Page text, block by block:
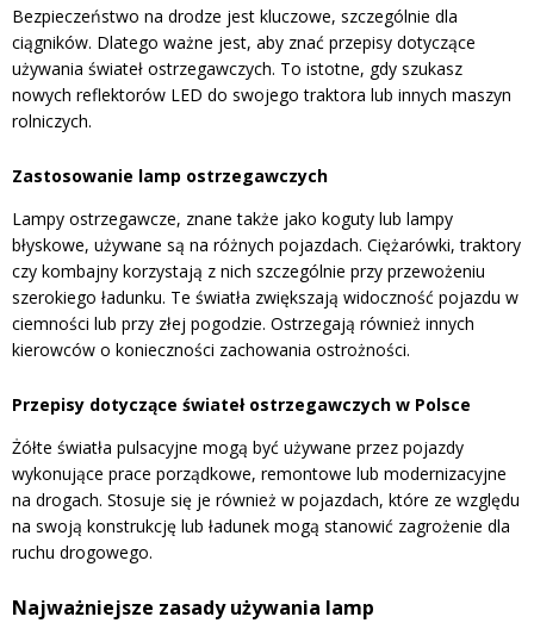
Bezpieczeństwo na drodze jest kluczowe, szczególnie dla
ciągników. Dlatego ważne jest, aby znać przepisy dotyczące
używania świateł ostrzegawczych. To istotne, gdy szukasz
nowych reflektorów LED do swojego traktora lub innych maszyn
rolniczych.
Zastosowanie lamp ostrzegawczych
Lampy ostrzegawcze, znane także jako koguty lub lampy
błyskowe, używane są na różnych pojazdach. Ciężarówki, traktory
czy kombajny korzystają z nich szczególnie przy przewożeniu
szerokiego ładunku. Te światła zwiększają widoczność pojazdu w
ciemności lub przy złej pogodzie. Ostrzegają również innych
kierowców o konieczności zachowania ostrożności.
Przepisy dotyczące świateł ostrzegawczych w Polsce
Żółte światła pulsacyjne mogą być używane przez pojazdy
wykonujące prace porządkowe, remontowe lub modernizacyjne
na drogach. Stosuje się je również w pojazdach, które ze względu
na swoją konstrukcję lub ładunek mogą stanowić zagrożenie dla
ruchu drogowego.
Najważniejsze zasady używania lamp